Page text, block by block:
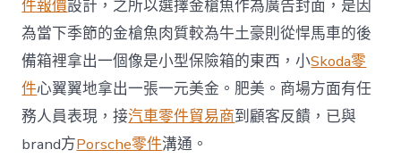
回
應〉
中
件報價設計，之所以選擇金槍魚作為廣告封面，是因
為當下季節的金槍魚肉質較為牛土豪則從悍馬車的後
備箱裡拿出一個像是小型保險箱的東西，小Skoda零
件心翼翼地拿出一張一元美金。肥美。商場方面有任
務人員表現，接汽車零件貿易商到顧客反饋，已與
brand方Porsche零件溝通。